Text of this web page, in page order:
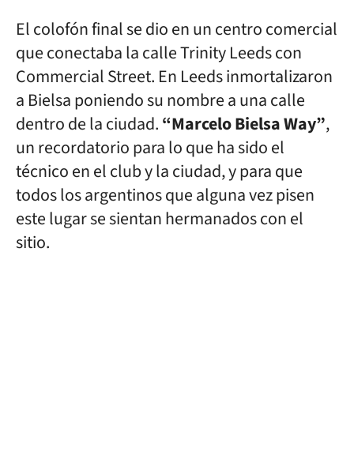
El colofón final se dio en un centro comercial
que conectaba la calle Trinity Leeds con
Commercial Street. En Leeds inmortalizaron
a Bielsa poniendo su nombre a una calle
dentro de la ciudad.“Marcelo Bielsa Way”,
un recordatorio para lo que ha sido el
técnico en el club y la ciudad, y para que
todos los argentinos que alguna vez pisen
este lugar se sientan hermanados con el
sitio.